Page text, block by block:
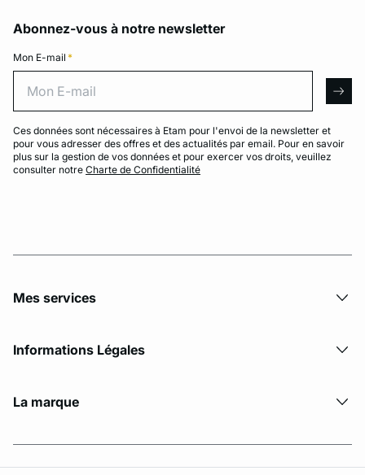
Abonnez-vous à notre newsletter
Mon E-mail *
Ces données sont nécessaires à Etam pour l'envoi de la newsletter et
pour vous adresser des offres et des actualités par email. Pour en savoir
plus sur la gestion de vos données et pour exercer vos droits, veuillez
consulter notre Charte de Confidentialité
Mes services
Informations Légales
La marque